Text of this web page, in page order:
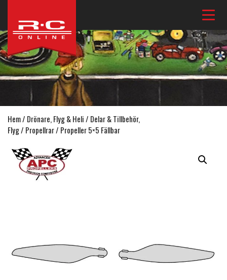
Hem/ Drönare, Flyg & Heli/ Delar & Tillbehör,
Flyg/ Propellrar/ Propeller 5×5 Fällbar